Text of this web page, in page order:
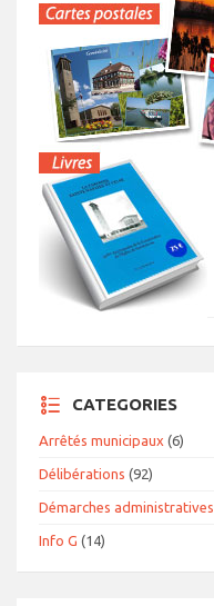
CATEGORIES
Arrêtés municipaux (6)
Délibérations (92)
Démarches administratives
Info G (14)